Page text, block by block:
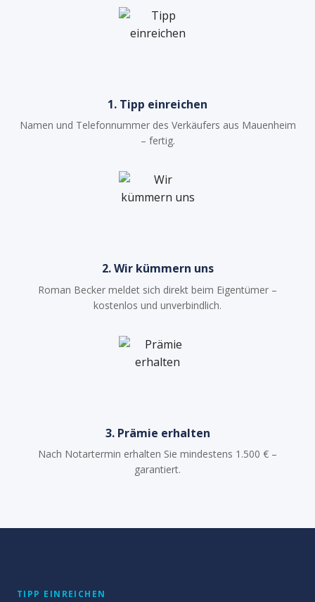
1. Tipp einreichen
Namen und Telefonnummer des Verkäufers aus Mauenheim
– fertig.
2. Wir kümmern uns
Roman Becker meldet sich direkt beim Eigentümer –
kostenlos und unverbindlich.
3. Prämie erhalten
Nach Notartermin erhalten Sie mindestens 1.500 € –
garantiert.
TIPP EINREICHEN